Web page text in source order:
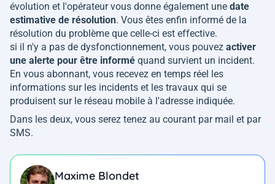
évolution et l'opérateur vous donne également une date
estimative de résolution. Vous êtes enfin informé de la
résolution du problème que celle-ci est effective.
si il n'y a pas de dysfonctionnement, vous pouvez activer
une alerte pour être informé quand survient un incident.
En vous abonnant, vous recevez en temps réel les
informations sur les incidents et les travaux qui se
produisent sur le réseau mobile à l'adresse indiquée.
Dans les deux, vous serez tenez au courant par mail et par
SMS.
Maxime Blondet